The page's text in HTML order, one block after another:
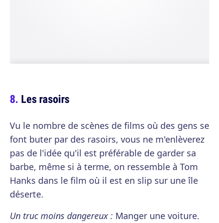
Les rasoirs
Vu le nombre de scènes de films où des gens se
font buter par des rasoirs, vous ne m'enlèverez
pas de l'idée qu'il est préférable de garder sa
barbe, même si à terme, on ressemble à Tom
Hanks dans le film où il est en slip sur une île
déserte.
Un truc moins dangereux : Manger une voiture.